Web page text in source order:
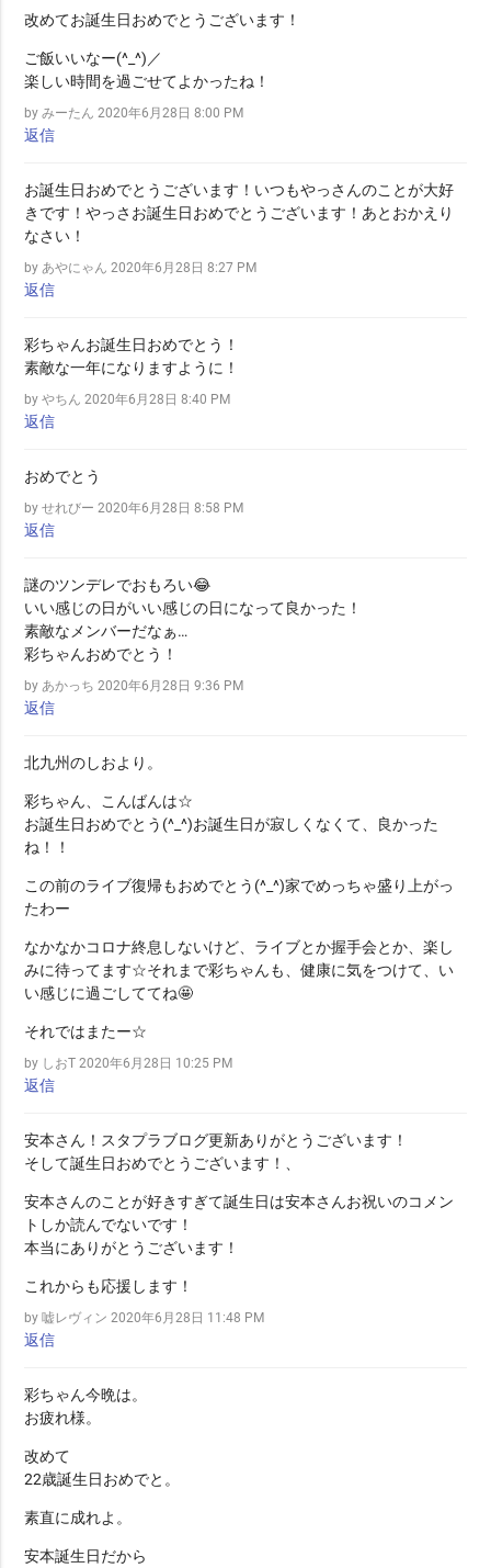
改めてお誕生日おめでとうございます！
ご飯いいなー(^_^)／
楽しい時間を過ごせてよかったね！
by みーたん 2020年6月28日 8:00 PM
返信
お誕生日おめでとうございます！いつもやっさんのことが大好
きです！やっさお誕生日おめでとうございます！あとおかえり
なさい！
by あやにゃん 2020年6月28日 8:27 PM
返信
彩ちゃんお誕生日おめでとう！
素敵な一年になりますように！
by やちん 2020年6月28日 8:40 PM
返信
おめでとう
by せれびー 2020年6月28日 8:58 PM
返信
謎のツンデレでおもろい😂
いい感じの日がいい感じの日になって良かった！
素敵なメンバーだなぁ…
彩ちゃんおめでとう！
by あかっち 2020年6月28日 9:36 PM
返信
北九州のしおより。
彩ちゃん、こんばんは☆
お誕生日おめでとう(^_^)お誕生日が寂しくなくて、良かった
ね！！
この前のライブ復帰もおめでとう(^_^)家でめっちゃ盛り上がっ
たわー
なかなかコロナ終息しないけど、ライブとか握手会とか、楽し
みに待ってます☆それまで彩ちゃんも、健康に気をつけて、い
い感じに過ごしててね🤩
それではまたー☆
by しおT 2020年6月28日 10:25 PM
返信
安本さん！スタプラブログ更新ありがとうございます！
そして誕生日おめでとうございます！、
安本さんのことが好きすぎて誕生日は安本さんお祝いのコメン
トしか読んでないです！
本当にありがとうございます！
これからも応援します！
by 嘘レヴィン 2020年6月28日 11:48 PM
返信
彩ちゃん今晩は。
お疲れ様。
改めて
22歳誕生日おめでと。
素直に成れよ。
安本誕生日だから